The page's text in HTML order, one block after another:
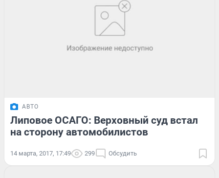
АВТО
Липовое ОСАГО: Верховный суд встал
на сторону автомобилистов
14 марта, 2017, 17:49 299 Обсудить